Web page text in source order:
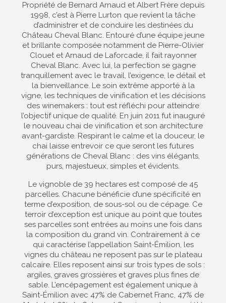
Propriété de Bernard Arnaud et Albert Frère depuis
1998, c’est à Pierre Lurton que revient la tâche
d’administrer et de conduire les destinées du
Château Cheval Blanc. Entouré d’une équipe jeune
et brillante composée notamment de Pierre-Olivier
Clouet et Arnaud de Laforcade, il fait rayonner
Cheval Blanc. Avec lui, la perfection se gagne
tranquillement avec le travail, l’exigence, le détail et
la bienveillance. Le soin extrême apporté à la
vigne, les techniques de vinification et les décisions
des winemakers : tout est réfléchi pour atteindre
l’objectif unique de qualité. En juin 2011 fut inauguré
le nouveau chai de vinification et son architecture
avant-gardiste. Respirant le calme et la douceur, le
chai laisse entrevoir ce que seront les futures
générations de Cheval Blanc : des vins élégants,
purs, majestueux, simples et évidents.
Le vignoble de 39 hectares est composé de 45
parcelles. Chacune bénéficie d’une spécificité en
terme d’exposition, de sous-sol ou de cépage. Ce
terroir d’exception est unique au point que toutes
ses parcelles sont entrées au moins une fois dans
la composition du grand vin. Contrairement à ce
qui caractérise l’appellation Saint-Émilion, les
vignes du château ne reposent pas sur le plateau
calcaire. Elles reposent ainsi sur trois types de sols :
argiles, graves grossières et graves plus fines de
sable. L’encépagement est également unique à
Saint-Émilion avec 47% de Cabernet Franc, 47% de